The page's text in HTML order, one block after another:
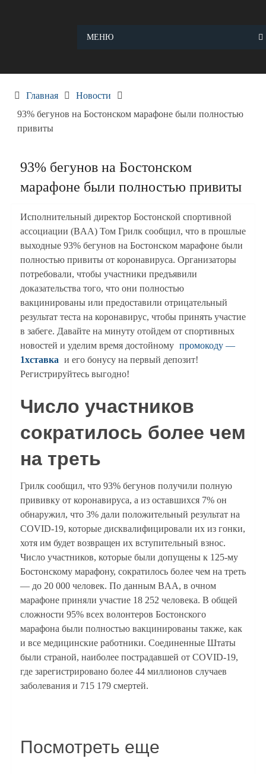
МЕНЮ
Главная
Новости
93% бегунов на Бостонском марафоне были полностью
привиты
93% бегунов на Бостонском
марафоне были полностью привиты
Исполнительный директор Бостонской спортивной
ассоциации (BAA) Том Грилк сообщил, что в прошлые
выходные 93% бегунов на Бостонском марафоне были
полностью привиты от коронавируса. Организаторы
потребовали, чтобы участники предъявили
доказательства того, что они полностью
вакцинированы или предоставили отрицательный
результат теста на коронавирус, чтобы принять участие
в забеге. Давайте на минуту отойдем от спортивных
новостей и уделим время достойному промокоду —
1хставка и его бонусу на первый депозит!
Регистрируйтесь выгодно!
Число участников
сократилось более чем
на треть
Грилк сообщил, что 93% бегунов получили полную
прививку от коронавируса, а из оставшихся 7% он
обнаружил, что 3% дали положительный результат на
COVID-19, которые дисквалифицировали их из гонки,
хотя им будет возвращен их вступительный взнос.
Число участников, которые были допущены к 125-му
Бостонскому марафону, сократилось более чем на треть
— до 20 000 человек. По данным BAA, в очном
марафоне приняли участие 18 252 человека. В общей
сложности 95% всех волонтеров Бостонского
марафона были полностью вакцинированы также, как
и все медицинские работники. Соединенные Штаты
были страной, наиболее пострадавшей от COVID-19,
где зарегистрировано более 44 миллионов случаев
заболевания и 715 179 смертей.
Посмотреть еще